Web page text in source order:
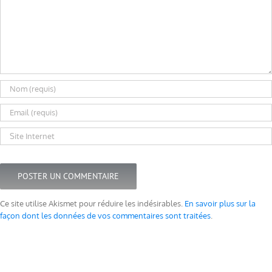
Ce site utilise Akismet pour réduire les indésirables. En savoir plus sur la
façon dont les données de vos commentaires sont traitées